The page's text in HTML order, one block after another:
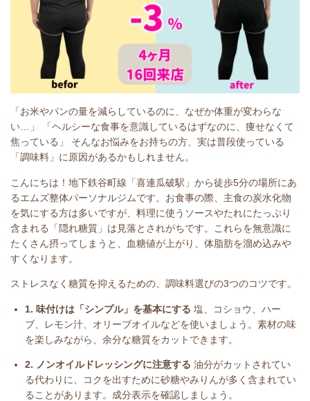
「お米やパンの量を減らしているのに、なぜか体重が変わらな
い…」 「ヘルシーな食事を意識しているはずなのに、痩せなくて
焦っている」 そんなお悩みをお持ちの方、実は普段使っている
「調味料」に原因があるかもしれません。
こんにちは！地下鉄谷町線「喜連瓜破駅」から徒歩5分の場所にあ
るエムズ整体パーソナルジムです。お食事の際、主食の炭水化物
を気にする方は多いですが、料理に使うソースやたれにたっぷり
含まれる「隠れ糖質」は見落とされがちです。これらを無意識に
たくさん摂ってしまうと、血糖値が上がり、体脂肪を溜め込みや
すくなります。
ストレスなく糖質を抑えるための、調味料選びの3つのコツです。
1. 味付けは「シンプル」を基本にする 塩、コショウ、ハー
ブ、レモン汁、オリーブオイルなどを使いましょう。素材の味
を楽しみながら、余分な糖質をカットできます。
2. ノンオイルドレッシングに注意する 油分がカットされてい
る代わりに、コクを出すために砂糖やみりんが多く含まれてい
ることがあります。成分表示を確認しましょう。